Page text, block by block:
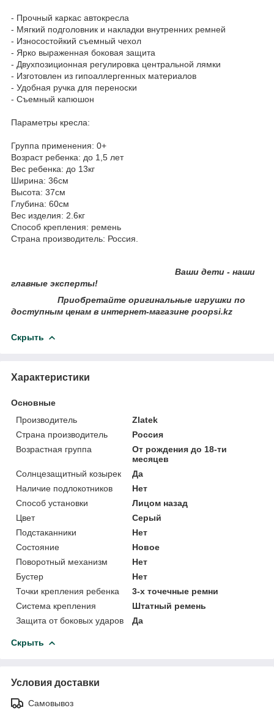
- Прочный каркас автокресла
- Мягкий подголовник и накладки внутренних ремней
- Износостойкий съемный чехол
- Ярко выраженная боковая защита
- Двухпозиционная регулировка центральной лямки
- Изготовлен из гипоаллергенных материалов
- Удобная ручка для переноски
- Съемный капюшон
Параметры кресла:
Группа применения: 0+
Возраст ребенка: до 1,5 лет
Вес ребенка: до 13кг
Ширина: 36см
Высота: 37см
Глубина: 60см
Вес изделия: 2.6кг
Способ крепления: ремень
Страна производитель: Россия.
Ваши дети - наши
главные эксперты!
Приобретайте оригинальные игрушки по
доступным ценам в интернет-магазине poopsi.kz
Скрыть
Характеристики
Основные
Производитель
Zlatek
Страна производитель
Россия
Возрастная группа
От рождения до 18-ти
месяцев
Солнцезащитный козырек
Да
Наличие подлокотников
Нет
Способ установки
Лицом назад
Цвет
Серый
Подстаканники
Нет
Состояние
Новое
Поворотный механизм
Нет
Бустер
Нет
Точки крепления ребенка
3-х точечные ремни
Система крепления
Штатный ремень
Защита от боковых ударов
Да
Скрыть
Условия доставки
Самовывоз